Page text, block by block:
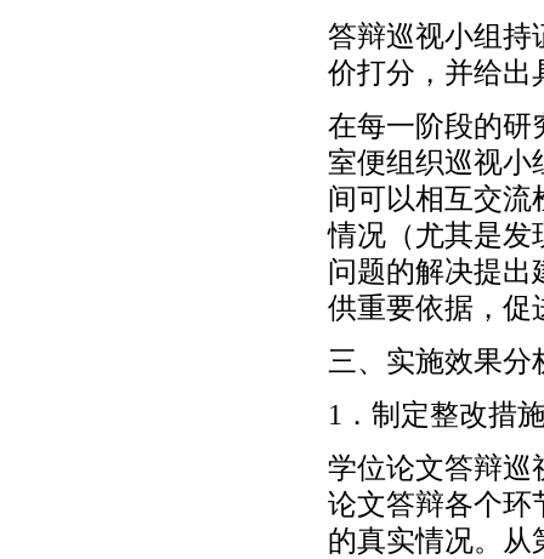
答辩巡视小组持
价打分，并给出
在每一阶段的研
室便组织巡视小
间可以相互交流
情况（尤其是发
问题的解决提出
供重要依据，促
三、实施效果分
1．制定整改措
学位论文答辩巡
论文答辩各个环
的真实情况。从